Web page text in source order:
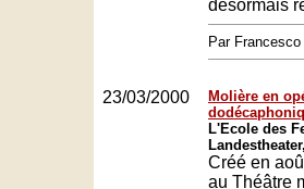
désormais
Par
23/03/2000
Molière en
L'Ecole des
Créé en
au Théâtre